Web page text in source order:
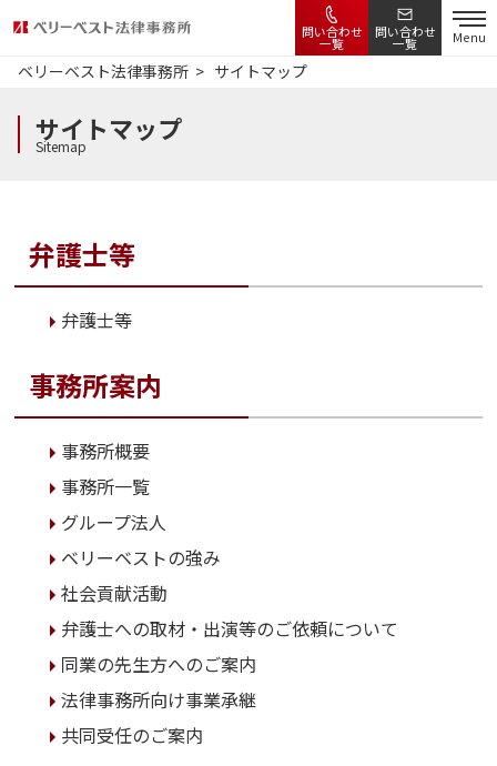
問い合わせ
一覧
問い合わせ
一覧 Menu
ベリーベスト法律事務所 サイトマップ
サイトマップ
Sitemap
弁護士等
弁護士等
事務所案内
事務所概要
事務所一覧
グループ法人
ベリーベストの強み
社会貢献活動
弁護士への取材・出演等のご依頼について
同業の先生方へのご案内
法律事務所向け事業承継
共同受任のご案内